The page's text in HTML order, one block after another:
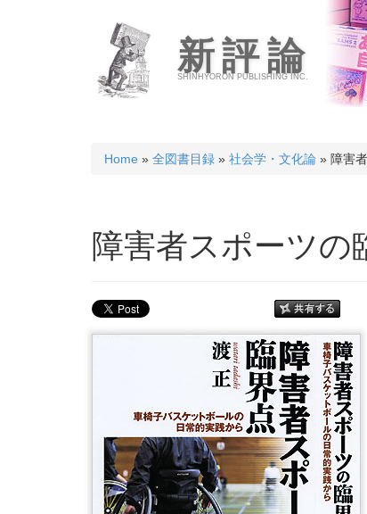
新評論
SHINHYORON PUBLISHING INC.
Home » 全図書目録 » 社会学・文化論 » 障害
障害者スポーツの